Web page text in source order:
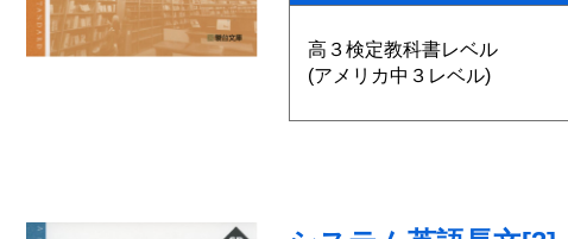
高３検定教科書レベル
(アメリカ中３レベル)